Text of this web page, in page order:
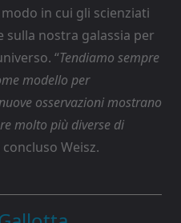
in cui gli scienziati
sulla nostra galassia per
“Tendiamo sempre
modello per
osservazioni mostrano
molto più diverse di
concluso Weisz.